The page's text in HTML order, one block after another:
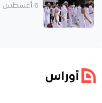
6 أغسطس 2026